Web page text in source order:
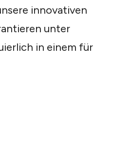
innovativen
unter
in einem für